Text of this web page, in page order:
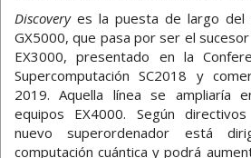
Discoveryes la puesta de largo del
GX5000, que pasa por ser el
EX3000, presentado en la
Supercomputación SC2018 y
2019. Aquella línea se ampliaría
equipos EX4000. Según
nuevo superordenador está
computación cuántica y podrá